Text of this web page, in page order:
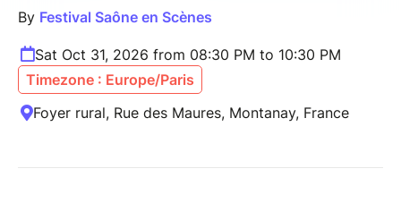
By Festival Saône en Scènes
Sat Oct 31, 2026 from 08:30 PM to 10:30 PM
Timezone : Europe/Paris
Foyer rural, Rue des Maures, Montanay, France